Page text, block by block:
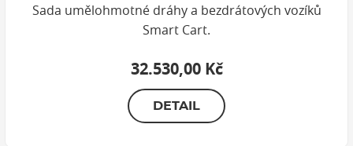
Sada umělohmotné dráhy a bezdrátových vozíků
Smart Cart.
32.530,00 Kč
DETAIL